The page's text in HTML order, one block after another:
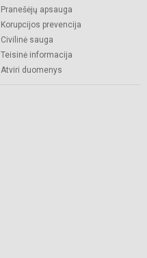
Pranešėjų apsauga
Korupcijos prevencija
Civilinė sauga
Teisinė informacija
Atviri duomenys